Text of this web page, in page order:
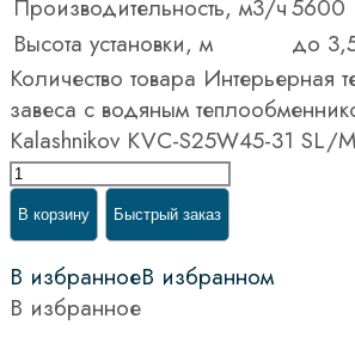
Производительность, м3/ч5600
Высота установки, м
до
Количество товара Интерьерная
завеса с водяным
Kalashnikov KVC-S25W45-31 SL/
В корзину Быстрый заказ
В избранноеВ избранном
В избранное